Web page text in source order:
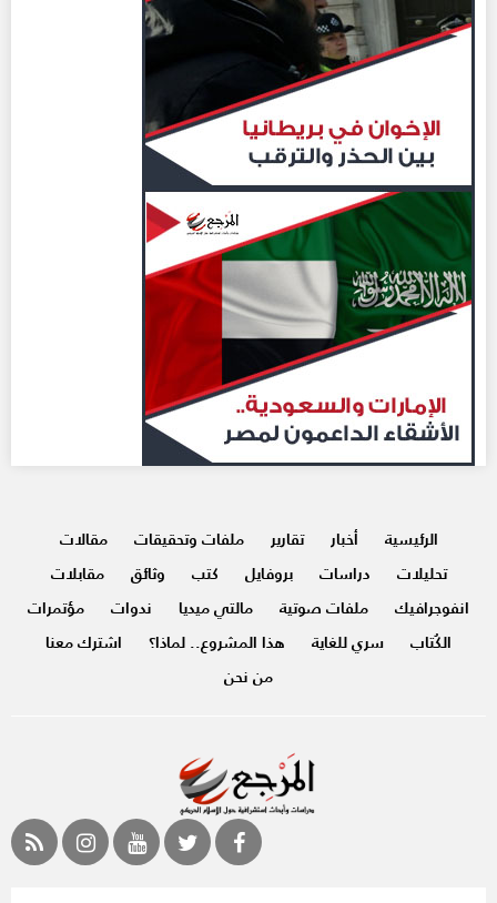
الرئيسية أخبار تقارير ملفات وتحقيقات
مقالات
تحليلات
دراسات بروفايل كتب وثائق
مقابلات
انفوجرافيك
ملفات صوتية مالتي ميديا ندوات
مؤتمرات
الكُتاب
سري للغاية هذا المشروع.. لماذا؟
اشترك معنا
من نحن